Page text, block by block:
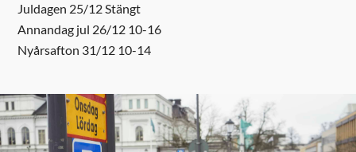
Juldagen 25/12 Stängt
Annandag jul 26/12 10-16
Nyårsafton 31/12 10-14